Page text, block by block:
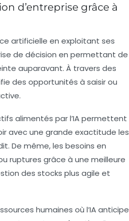
d’entreprise grâce à
artificielle en exploitant ses
de décision en permettant de
auparavant. À travers des
des opportunités à saisir ou
alimentés par l’IA permettent
avec une grande exactitude les
De même, les besoins en
ruptures grâce à une meilleure
des stocks plus agile et
humaines où l’IA anticipe